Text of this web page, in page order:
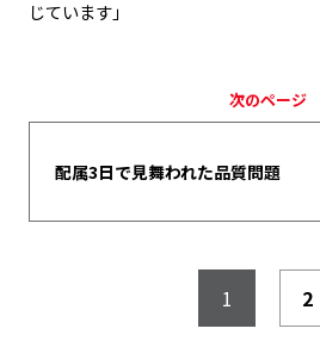
じています」
次のページ
配属3日で見舞われた品質問題
1 2